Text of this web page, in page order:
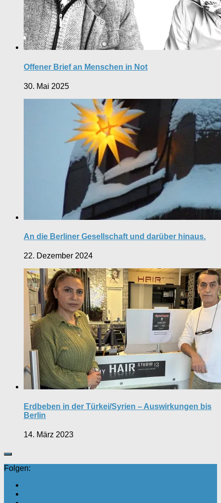
Offener Brief an Menschen in Not
30. Mai 2025
An die Berliner Gesellschaft und darüber hinaus.
22. Dezember 2024
Erdbeben in der Türkei/Syrien – Auswirkungen bis
Berlin
14. März 2023
Folgen: